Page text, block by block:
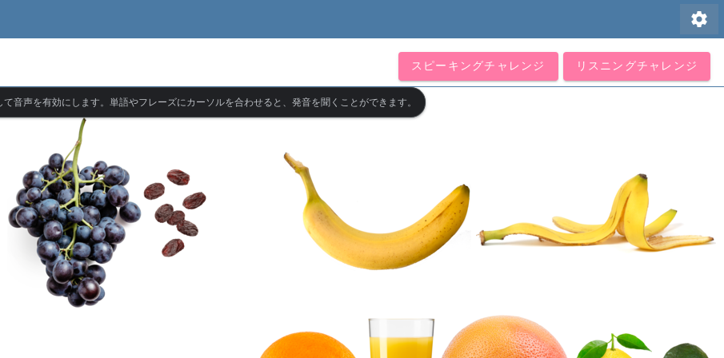
settings
スピーキングチャレンジ リスニングチャレンジ
て音声を有効にします。単語やフレーズにカーソルを合わせると、発音を聞くことができます。